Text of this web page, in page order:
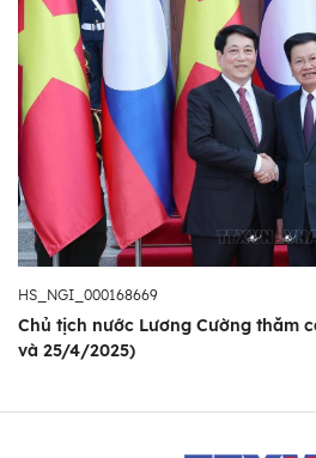
HS_NGI_000168669
Chủ tịch nước Lương Cường thăm
và 25/4/2025)